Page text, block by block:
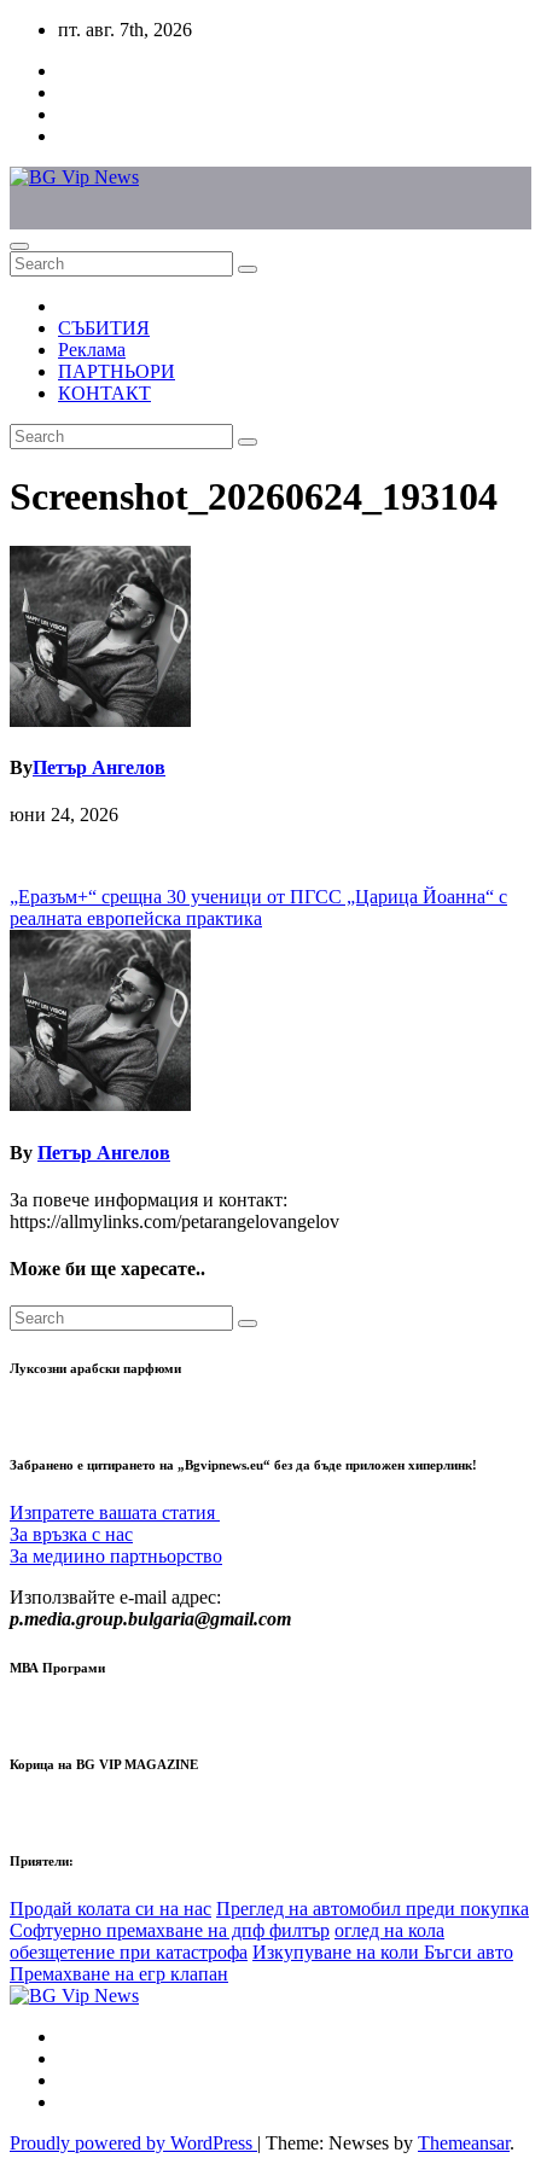
Skip
content
пт. авг. 7th, 2026
СЪБИТИЯ
Реклама
ПАРТНЬОРИ
КОНТАКТ
Screenshot_20260624_193104
ByПетър Ангелов
юни 24, 2026
Навигация
„Еразъм+“ срещна 30 ученици от ПГСС „Царица Йоанна“ с
реалната европейска практика
By Петър Ангелов
За повече информация и контакт:
https://allmylinks.com/petarangelovangelov
Може би ще харесате..
Луксозни арабски парфюми
Забранено е цитирането на „Bgvipnews.eu“ без да бъде приложен хиперлинк!
Изпратете вашата статия
За връзка с нас
За медиино партньорство
Използвайте e-mail адрес:
p.media.group.bulgaria@gmail.com
МВА Програми
Корица на BG VIP MAGAZINE
Приятели:
Продай колата си на нас Преглед на автомобил преди покупка
Софтуерно премахване на дпф филтър оглед на кола
обезщетение при катастрофа Изкупуване на коли Бъгси авто
Премахване на егр клапан
Proudly powered by WordPress | Theme: Newses by Themeansar.